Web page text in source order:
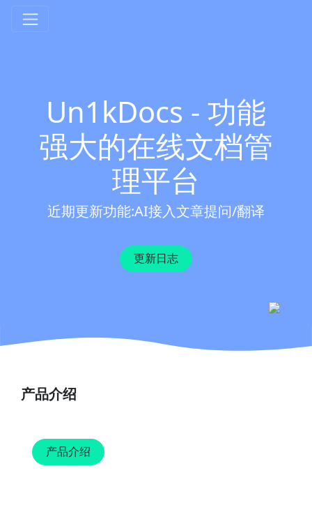
Un1kDocs - 功能
强大的在线文档管
理平台
近期更新功能:AI接入文章提问/翻译
更新日志
产品介绍
产品介绍